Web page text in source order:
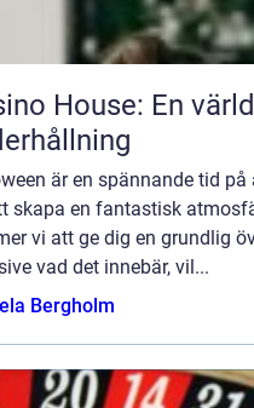
House: En
är en spännande tid
skapa en fantastisk
vi att ge dig en grundlig
vad det innebär, vil...
Bergholm